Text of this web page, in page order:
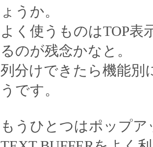
ょうか。
よく使うものはTOP表
るのが残念かなと。
列分けできたら機能別
うです。
もうひとつはポップ